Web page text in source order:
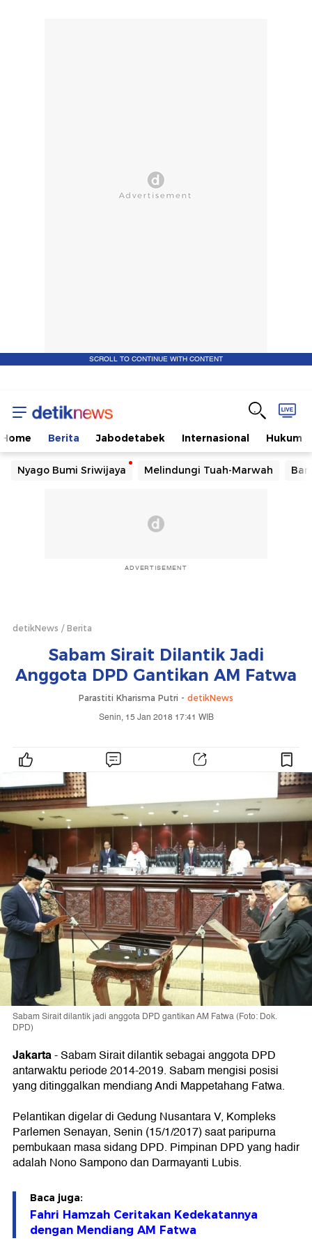
SCROLL TO CONTINUE WITH CONTENT
Home Berita Jabodetabek Internasional Hukum
Nyago Bumi Sriwijaya Melindungi Tuah-Marwah
ADVERTISEMENT
detikNews Berita
Sabam Sirait Dilantik Jadi
Anggota DPD Gantikan AM Fatwa
Parastiti Kharisma Putri - detikNews
Senin, 15 Jan 2018 17:41 WIB
Sabam Sirait dilantik jadi anggota DPD gantikan AM Fatwa (Foto: Dok.
DPD)
Jakarta-Sabam Sirait dilantik sebagai anggota DPD
antarwaktu periode 2014-2019. Sabam mengisi posisi
yang ditinggalkan mendiang Andi Mappetahang Fatwa.
Pelantikan digelar di Gedung Nusantara V, Kompleks
Parlemen Senayan, Senin (15/1/2017) saat paripurna
pembukaan masa sidang DPD. Pimpinan DPD yang hadir
adalah Nono Sampono dan Darmayanti Lubis.
Baca juga:
Fahri Hamzah Ceritakan Kedekatannya
dengan Mendiang AM Fatwa